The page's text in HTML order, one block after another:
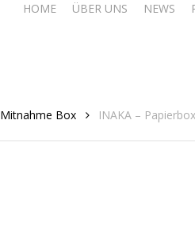
HOME ÜBER UNS NEWS
Mitnahme Box INAKA –